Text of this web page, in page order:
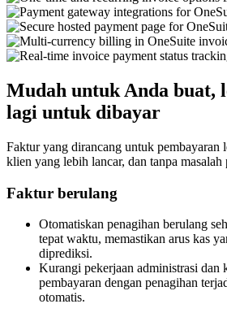
Mudah untuk Anda buat,
lagi untuk dibayar
Faktur yang dirancang untuk pembayaran
klien yang lebih lancar, dan tanpa masalah
Faktur berulang
Otomatiskan penagihan berulang
tepat waktu, memastikan arus kas
diprediksi.
Kurangi pekerjaan administrasi dan
pembayaran dengan penagihan
otomatis.